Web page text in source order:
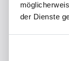
der Dienste